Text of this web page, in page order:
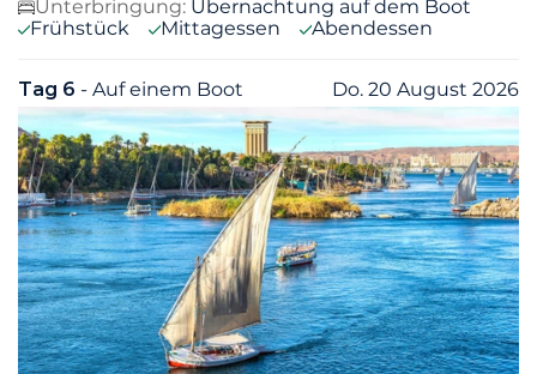
Unterbringung: Übernachtung auf dem Boot
Frühstück
Mittagessen Abendessen
Tag 6 - Auf einem Boot Do. 20 August 2026